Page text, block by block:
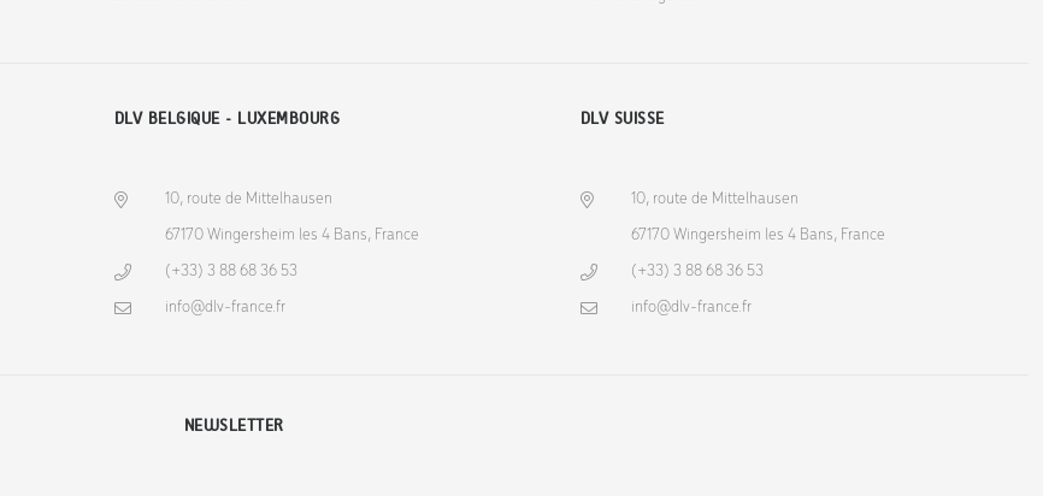
DLV BELGIQUE - LUXEMBOURG
10, route de Mittelhausen
67170 Wingersheim les 4 Bans, France
(+33) 3 88 68 36 53
info@dlv-france.fr
DLV SUISSE
10, route de Mittelhausen
67170 Wingersheim les 4 Bans, France
(+33) 3 88 68 36 53
info@dlv-france.fr
NEWSLETTER